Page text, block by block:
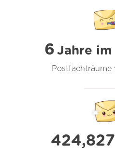
6 Jahre im
Postfachträume
424,827